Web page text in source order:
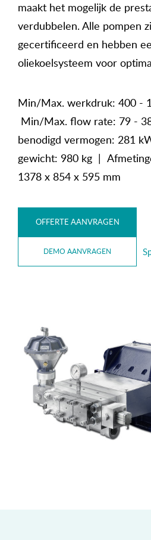
maakt het mogelijk de
verdubbelen. Alle pompen
gecertificeerd en hebben
oliekoelsysteem voor
Min/Max. werkdruk: 400 -
Min/Max. flow rate: 79 -
benodigd vermogen: 281
gewicht: 980 kg |
1378 x 854 x 595 mm
OFFERTE AANVRAGEN
DEMO AANVRAGEN